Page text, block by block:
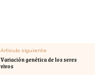
Artículo siguiente
Variación genética de los seres
vivos